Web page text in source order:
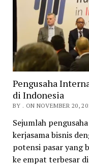
Pengusaha
di Indonesia
BY . ON NOVEMBER 20,
Sejumlah
kerjasama bisnis
potensi pasar yang
ke empat terbesar